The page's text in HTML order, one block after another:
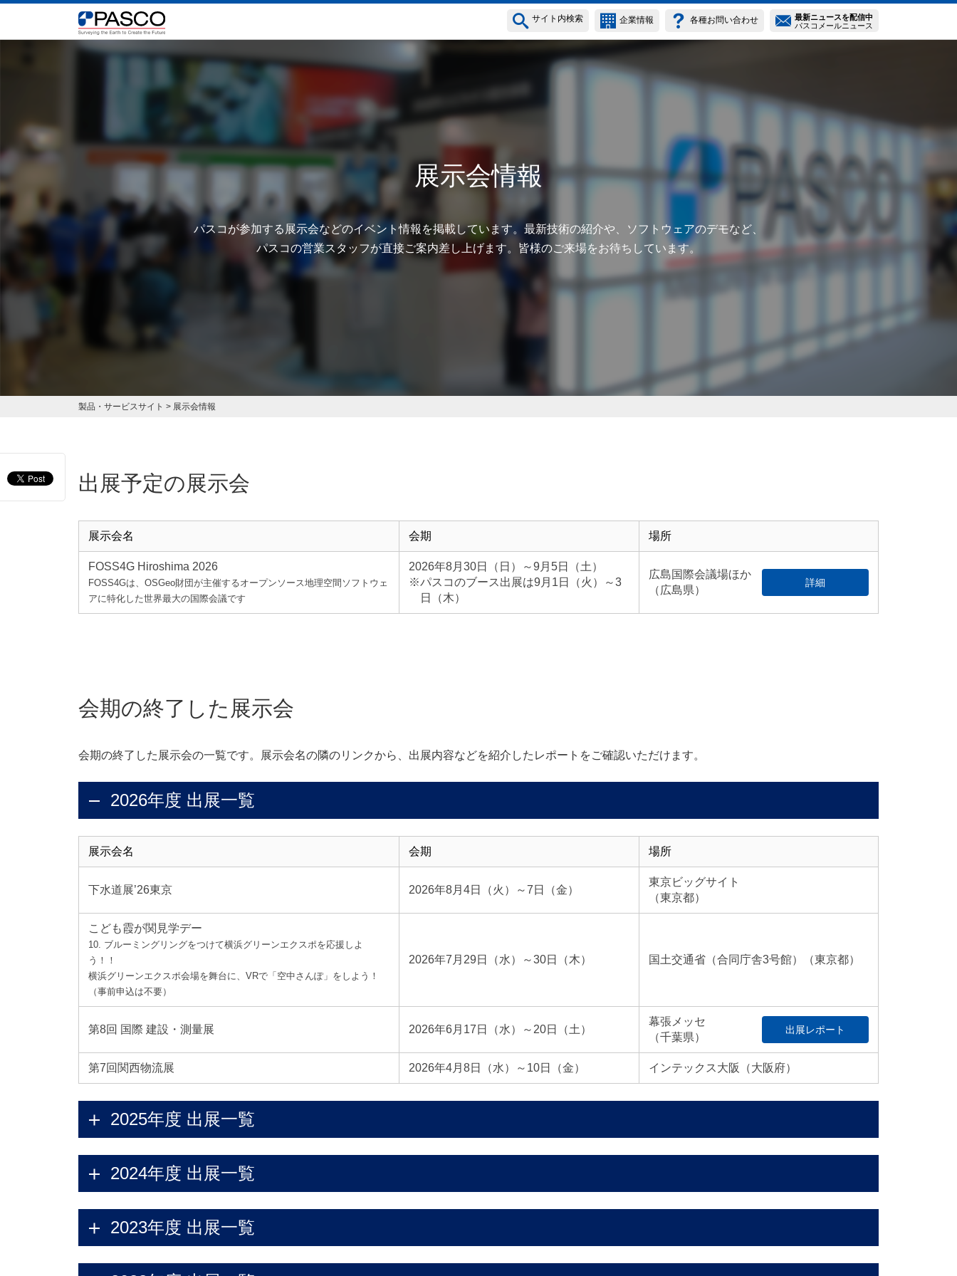
サイト内検索 企業情報 各種お問い合わせ
最新ニュースを配信中
パスコメールニュース
展示会情報
パスコが参加する展示会などのイベント情報を掲載しています。最新技術の紹介や、ソフトウェアのデモなど、
パスコの営業スタッフが直接ご案内差し上げます。皆様のご来場をお待ちしています。
製品・サービスサイト > 展示会情報
出展予定の展示会
展示会名 会期 場所
FOSS4G Hiroshima 2026
FOSS4Gは、OSGeo財団が主催するオープンソース地理空間ソフトウェ
アに特化した世界最大の国際会議です
2026年8月30日（日）～9月5日（土）
※パスコのブース出展は9月1日（火）～3
日（木）
広島国際会議場ほか
（広島県）
詳細
会期の終了した展示会
会期の終了した展示会の一覧です。展示会名の隣のリンクから、出展内容などを紹介したレポートをご確認いただけます。
2026年度 出展一覧
展示会名 会期 場所
下水道展’26東京 2026年8月4日（火）～7日（金）
東京ビッグサイト
（東京都）
こども霞が関見学デー
10. ブルーミングリングをつけて横浜グリーンエクスポを応援しよ
う！！
横浜グリーンエクスポ会場を舞台に、VRで「空中さんぽ」をしよう！
（事前申込は不要）
2026年7月29日（水）～30日（木） 国土交通省（合同庁舎3号館）（東京都）
第8回 国際 建設・測量展 2026年6月17日（水）～20日（土）
幕張メッセ
（千葉県）
出展レポート
第7回関西物流展 2026年4月8日（水）～10日（金） インテックス大阪（大阪府）
2025年度 出展一覧
2024年度 出展一覧
2023年度 出展一覧